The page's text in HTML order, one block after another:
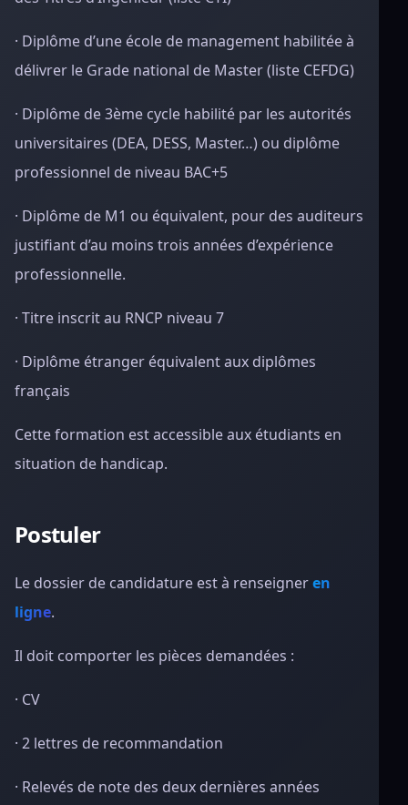
· Diplôme d’une école de management habilitée à
délivrer le Grade national de Master (liste CEFDG)
· Diplôme de 3ème cycle habilité par les autorités
universitaires (DEA, DESS, Master…) ou diplôme
professionnel de niveau BAC+5
· Diplôme de M1 ou équivalent, pour des auditeurs
justifiant d’au moins trois années d’expérience
professionnelle.
· Titre inscrit au RNCP niveau 7
· Diplôme étranger équivalent aux diplômes
français
Cette formation est accessible aux étudiants en
situation de handicap.
Postuler
Le dossier de candidature est à renseigneren
ligne.
Il doit comporter les pièces demandées :
· CV
· 2 lettres de recommandation
· Relevés de note des deux dernières années